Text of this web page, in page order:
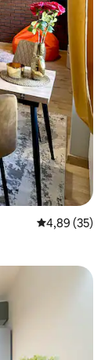
4,89 ud af 5 i
4,89 (35)